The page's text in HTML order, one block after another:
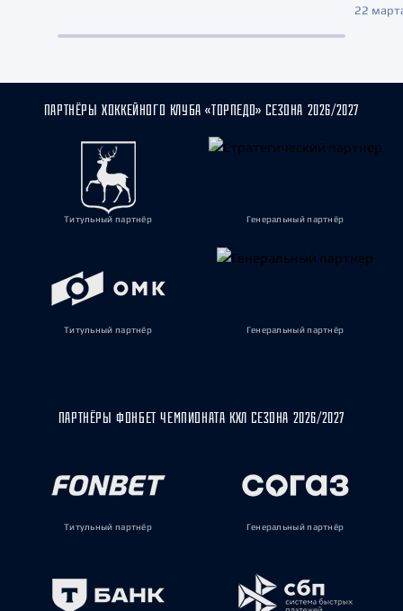
22
ПАРТНЁРЫ ХОККЕЙНОГО КЛУБА «ТОРПЕДО» СЕЗОНА 2026/2027
Титульный партнёр Генеральный партнёр
Титульный партнёр Генеральный партнёр
ПАРТНЁРЫ ФОНБЕТ ЧЕМПИОНАТА КХЛ СЕЗОНА 2026/2027
Титульный партнёр Генеральный партнёр